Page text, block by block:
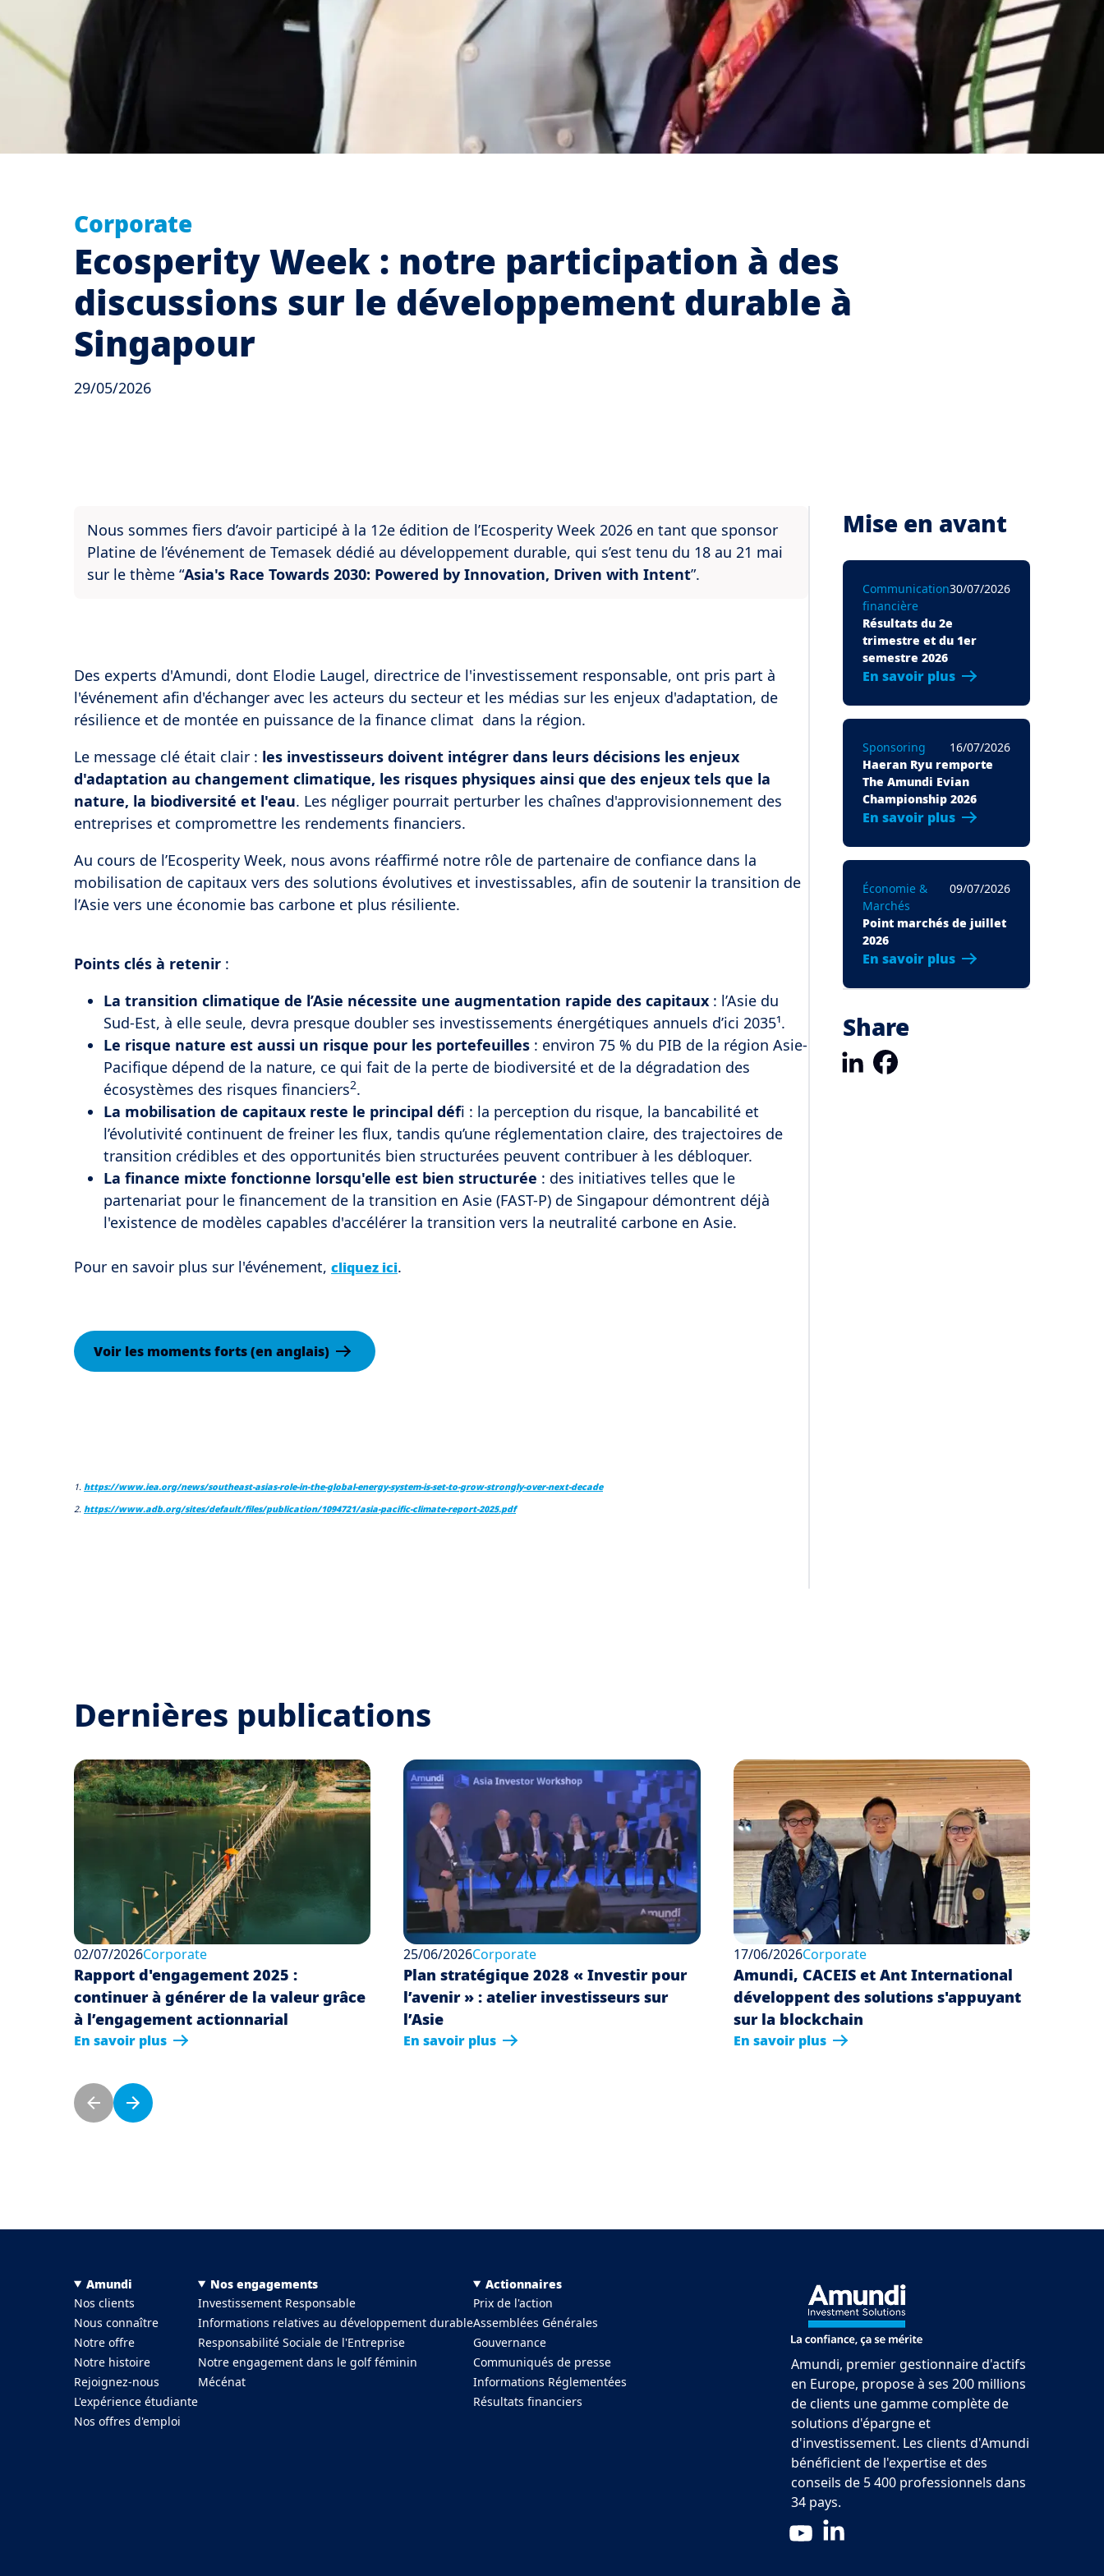
Corporate
Ecosperity Week : notre participation à des
discussions sur le développement durable à
Singapour
29/05/2026
Nous sommes fiers d’avoir participé à la 12e édition de l’Ecosperity Week 2026 en tant que sponsor
Platine de l’événement de Temasek dédié au développement durable, qui s’est tenu du 18 au 21 mai
sur le thème “Asia's Race Towards 2030: Powered by Innovation, Driven with Intent”.
Des experts d'Amundi, dont Elodie Laugel, directrice de l'investissement responsable, ont pris part à
l'événement afin d'échanger avec les acteurs du secteur et les médias sur les enjeux d'adaptation, de
résilience et de montée en puissance de la finance climat dans la région.
Le message clé était clair : les investisseurs doivent intégrer dans leurs décisions les enjeux
d'adaptation au changement climatique, les risques physiques ainsi que des enjeux tels que la
nature, la biodiversité et l'eau. Les négliger pourrait perturber les chaînes d'approvisionnement des
entreprises et compromettre les rendements financiers.
Au cours de l’Ecosperity Week, nous avons réaffirmé notre rôle de partenaire de confiance dans la
mobilisation de capitaux vers des solutions évolutives et investissables, afin de soutenir la transition de
l’Asie vers une économie bas carbone et plus résiliente.
Points clés à retenir :
La transition climatique de l’Asie nécessite une augmentation rapide des capitaux : l’Asie du
Sud-Est, à elle seule, devra presque doubler ses investissements énergétiques annuels d’ici 2035¹.
Le risque nature est aussi un risque pour les portefeuilles : environ 75 % du PIB de la région Asie-
Pacifique dépend de la nature, ce qui fait de la perte de biodiversité et de la dégradation des
écosystèmes des risques financiers2.
La mobilisation de capitaux reste le principal défi : la perception du risque, la bancabilité et
l’évolutivité continuent de freiner les flux, tandis qu’une réglementation claire, des trajectoires de
transition crédibles et des opportunités bien structurées peuvent contribuer à les débloquer.
La finance mixte fonctionne lorsqu'elle est bien structurée : des initiatives telles que le
partenariat pour le financement de la transition en Asie (FAST-P) de Singapour démontrent déjà
l'existence de modèles capables d'accélérer la transition vers la neutralité carbone en Asie.
Pour en savoir plus sur l'événement, cliquez ici.
Voir les moments forts (en anglais)
1. https://www.iea.org/news/southeast-asias-role-in-the-global-energy-system-is-set-to-grow-strongly-over-next-decade
2. https://www.adb.org/sites/default/files/publication/1094721/asia-pacific-climate-report-2025.pdf
Mise en avant
Communication
financière
30/07/2026
Résultats du 2e
trimestre et du 1er
semestre 2026
En savoir plus
Sponsoring
16/07/2026
Haeran Ryu remporte
The Amundi Evian
Championship 2026
En savoir plus
Économie &
Marchés
09/07/2026
Point marchés de juillet
2026
En savoir plus
Share
LinkedIn
Dernières publications
02/07/2026Corporate
Rapport d'engagement 2025 :
continuer à générer de la valeur grâce
à l’engagement actionnarial
En savoir plus
25/06/2026Corporate
Plan stratégique 2028 « Investir pour
l’avenir » : atelier investisseurs sur
l’Asie
En savoir plus
17/06/2026Corporate
Amundi, CACEIS et Ant International
développent des solutions s'appuyant
sur la blockchain
En savoir plus
Pagination
Previous page
Next page
Menu Footer Top
Amundi
Nos clients
Nous connaître
Notre offre
Notre histoire
Rejoignez-nous
L'expérience étudiante
Nos offres d'emploi
Nos engagements
Investissement Responsable
Informations relatives au développement durable
Responsabilité Sociale de l'Entreprise
Notre engagement dans le golf féminin
Mécénat
Actionnaires
Prix de l'action
Assemblées Générales
Gouvernance
Communiqués de presse
Informations Réglementées
Résultats financiers
Amundi, premier gestionnaire d'actifs
en Europe, propose à ses 200 millions
de clients une gamme complète de
solutions d'épargne et
d'investissement. Les clients d'Amundi
bénéficient de l'expertise et des
conseils de 5 400 professionnels dans
34 pays.
YouTube